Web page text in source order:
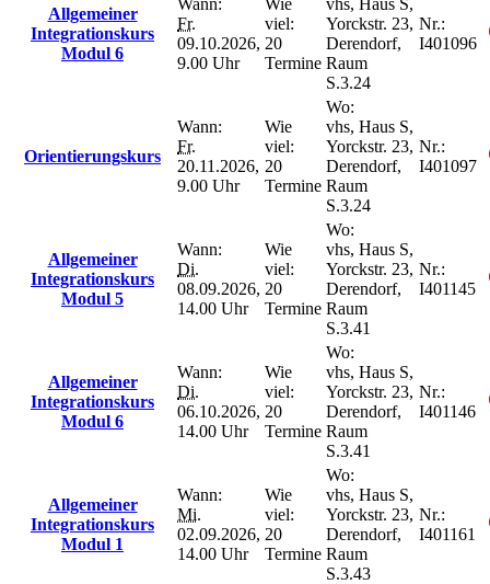
Allgemeiner
Integrationskurs
Modul 6
Fr.
09.10.2026,
9.00 Uhr
viel:
20
Termine
Yorckstr. 23,
Derendorf,
Raum
S.3.24
Nr.:
I401096
Orientierungskurs
Wann:
Fr.
20.11.2026,
9.00 Uhr
Wie
viel:
20
Termine
Wo:
vhs, Haus S,
Yorckstr. 23,
Derendorf,
Raum
S.3.24
Nr.:
I401097
Allgemeiner
Integrationskurs
Modul 5
Wann:
Di.
08.09.2026,
14.00 Uhr
Wie
viel:
20
Termine
Wo:
vhs, Haus S,
Yorckstr. 23,
Derendorf,
Raum
S.3.41
Nr.:
I401145
Allgemeiner
Integrationskurs
Modul 6
Wann:
Di.
06.10.2026,
14.00 Uhr
Wie
viel:
20
Termine
Wo:
vhs, Haus S,
Yorckstr. 23,
Derendorf,
Raum
S.3.41
Nr.:
I401146
Allgemeiner
Integrationskurs
Modul 1
Wann:
Mi.
02.09.2026,
14.00 Uhr
Wie
viel:
20
Termine
Wo:
vhs, Haus S,
Yorckstr. 23,
Derendorf,
Raum
S.3.43
Nr.:
I401161